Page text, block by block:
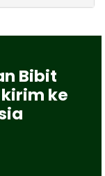
Bibit
ke